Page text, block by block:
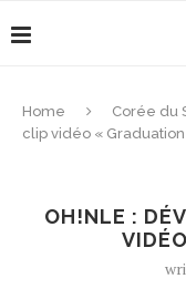
Home Corée du
clip vidéo «
OH!NLE :